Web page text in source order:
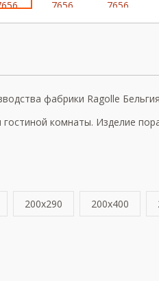
фабрики Ragolle
комнаты. Изделие
200x290 200x400